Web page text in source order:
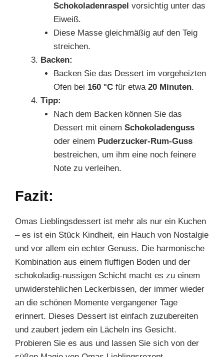
Schokoladenraspel vorsichtig unter das
Eiweiß.
Diese Masse gleichmäßig auf den Teig
streichen.
Backen:
Backen Sie das Dessert im vorgeheizten
Ofen bei 160 °Cfür etwa 20 Minuten.
Tipp:
Nach dem Backen können Sie das
Dessert mit einem Schokoladenguss
oder einem Puderzucker-Rum-Guss
bestreichen, um ihm eine noch feinere
Note zu verleihen.
Fazit:
Omas Lieblingsdessert ist mehr als nur ein Kuchen
– es ist ein Stück Kindheit, ein Hauch von Nostalgie
und vor allem ein echter Genuss. Die harmonische
Kombination aus einem fluffigen Boden und der
schokoladig-nussigen Schicht macht es zu einem
unwiderstehlichen Leckerbissen, der immer wieder
an die schönen Momente vergangener Tage
erinnert. Dieses Dessert ist einfach zuzubereiten
und zaubert jedem ein Lächeln ins Gesicht.
Probieren Sie es aus und lassen Sie sich von der